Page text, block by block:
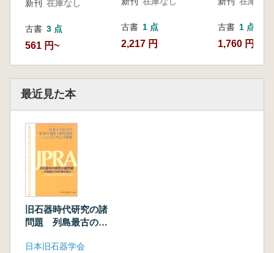
新刊 在庫なし
古書 3 点
561 円~
古書 1 点
2,217 円
古書 1 点
1,760 円
最近見た本
旧石器時代研究の諸
問題 列島最古の旧
日本旧石器学会